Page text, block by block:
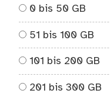
0 bis 50 GB
51 bis 100 GB
101 bis 200 GB
201 bis 300 GB